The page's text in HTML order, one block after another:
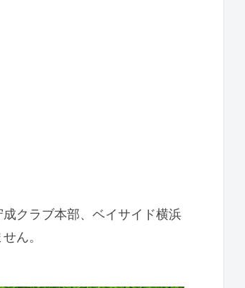
クラブ本部、ベイサイド横浜
ん。